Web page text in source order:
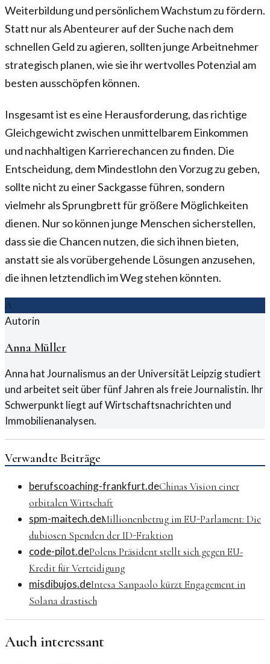
Weiterbildung und persönlichem Wachstum zu fördern.
Statt nur als Abenteurer auf der Suche nach dem
schnellen Geld zu agieren, sollten junge Arbeitnehmer
strategisch planen, wie sie ihr wertvolles Potenzial am
besten ausschöpfen können.
Insgesamt ist es eine Herausforderung, das richtige
Gleichgewicht zwischen unmittelbarem Einkommen
und nachhaltigen Karrierechancen zu finden. Die
Entscheidung, dem Mindestlohn den Vorzug zu geben,
sollte nicht zu einer Sackgasse führen, sondern
vielmehr als Sprungbrett für größere Möglichkeiten
dienen. Nur so können junge Menschen sicherstellen,
dass sie die Chancen nutzen, die sich ihnen bieten,
anstatt sie als vorübergehende Lösungen anzusehen,
die ihnen letztendlich im Weg stehen könnten.
A
Autorin
Anna Müller
Anna hat Journalismus an der Universität Leipzig studiert
und arbeitet seit über fünf Jahren als freie Journalistin. Ihr
Schwerpunkt liegt auf Wirtschaftsnachrichten und
Immobilienanalysen.
Verwandte Beiträge
berufscoaching-frankfurt.deChinas Vision einer
orbitalen Wirtschaft
spm-maitech.deMillionenbetrug im EU-Parlament: Die
dubiosen Spenden der ID-Fraktion
code-pilot.dePolens Präsident stellt sich gegen EU-
Kredit für Verteidigung
misdibujos.deIntesa Sanpaolo kürzt Engagement in
Solana drastisch
Auch interessant